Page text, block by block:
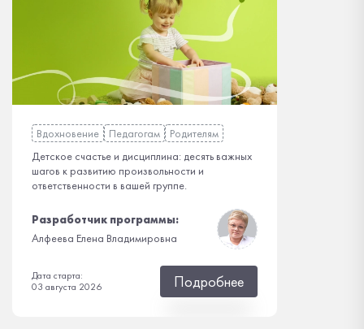
Вдохновение Педагогам
Родителям
Детское счастье и дисциплина: десять важных
шагов к развитию произвольности и
ответственности в вашей группе.
Разработчик программы:
Алфеева Елена Владимировна
Дата старта:
03 августа 2026
Подробнее